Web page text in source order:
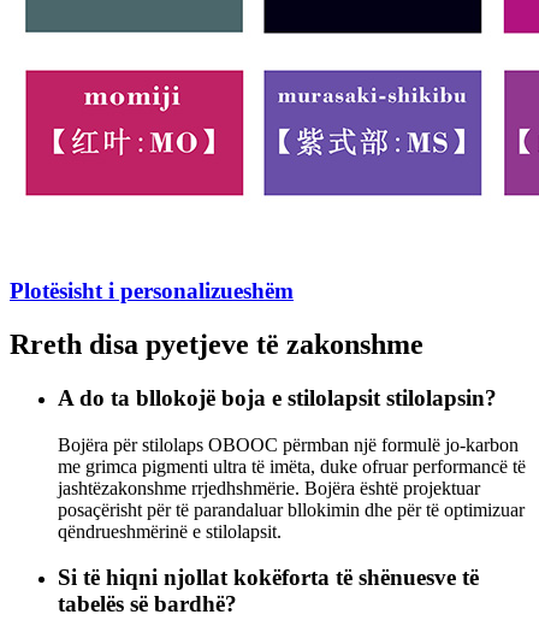
Plotësisht i personalizueshëm
Rreth disa pyetjeve të zakonshme
A do ta bllokojë boja e stilolapsit stilolapsin?
Bojëra për stilolaps OBOOC përmban një formulë jo-karbon
me grimca pigmenti ultra të imëta, duke ofruar performancë të
jashtëzakonshme rrjedhshmërie. Bojëra është projektuar
posaçërisht për të parandaluar bllokimin dhe për të optimizuar
qëndrueshmërinë e stilolapsit.
Si të hiqni njollat ​​kokëforta të shënuesve të
tabelës së bardhë?